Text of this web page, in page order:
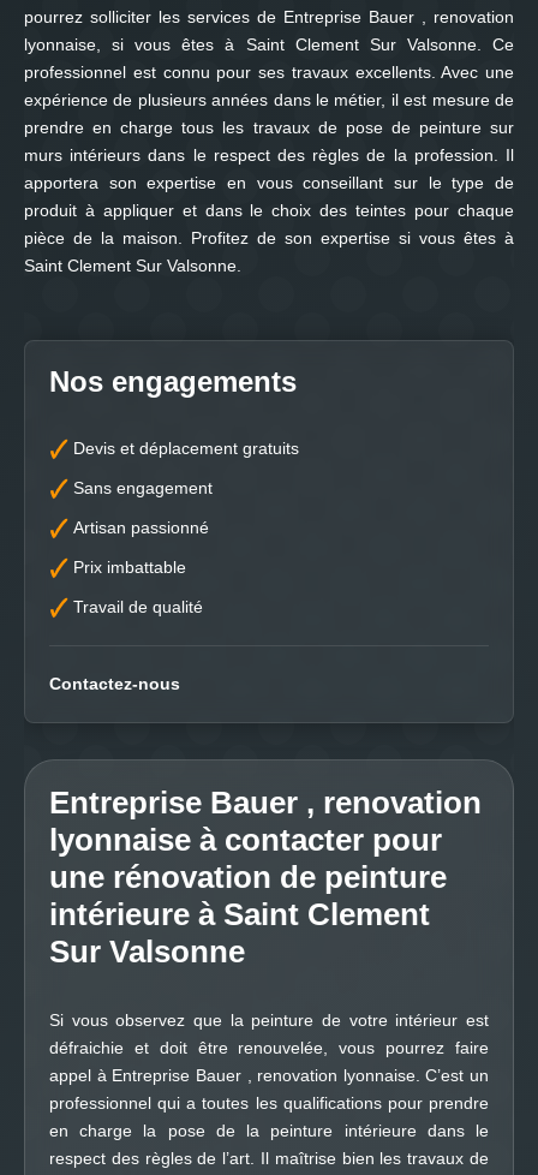
pourrez solliciter les services de Entreprise Bauer , renovation
lyonnaise, si vous êtes à Saint Clement Sur Valsonne. Ce
professionnel est connu pour ses travaux excellents. Avec une
expérience de plusieurs années dans le métier, il est mesure de
prendre en charge tous les travaux de pose de peinture sur
murs intérieurs dans le respect des règles de la profession. Il
apportera son expertise en vous conseillant sur le type de
produit à appliquer et dans le choix des teintes pour chaque
pièce de la maison. Profitez de son expertise si vous êtes à
Saint Clement Sur Valsonne.
Nos engagements
Devis et déplacement gratuits
Sans engagement
Artisan passionné
Prix imbattable
Travail de qualité
Contactez-nous
Entreprise Bauer , renovation
lyonnaise à contacter pour
une rénovation de peinture
intérieure à Saint Clement
Sur Valsonne
Si vous observez que la peinture de votre intérieur est
défraichie et doit être renouvelée, vous pourrez faire
appel à Entreprise Bauer , renovation lyonnaise. C’est un
professionnel qui a toutes les qualifications pour prendre
en charge la pose de la peinture intérieure dans le
respect des règles de l’art. Il maîtrise bien les travaux de